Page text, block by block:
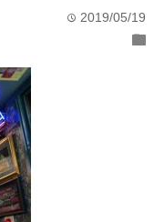
time 2019/05/19
folder